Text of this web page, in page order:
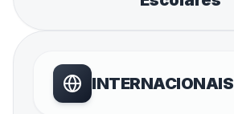
INTERNACIONAIS